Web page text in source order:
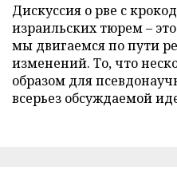
Дискуссия о рве с
израильских тюрем –
мы двигаемся по пути
изменений. То, что
образом для
всерьез обсуждаемой